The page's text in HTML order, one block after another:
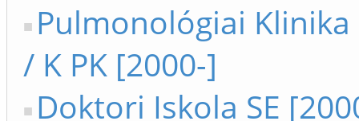
Pulmonológiai Klinika
/ K PK [2000-]
Doktori Iskola SE